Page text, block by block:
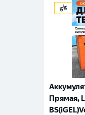
Прямая,